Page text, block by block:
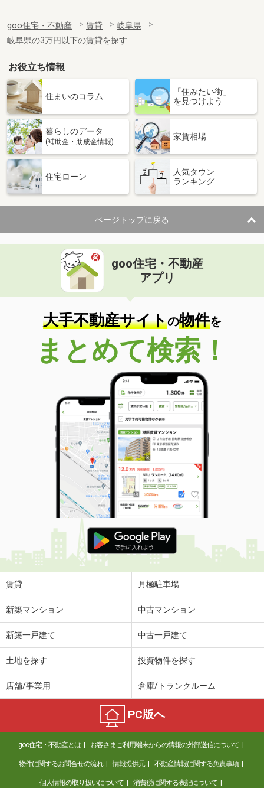
専有面積
57.64m²
間取り
2LDK
岐阜県土岐市泉町大富
価 格
7.75万円
岐阜県土岐市泉町大富
専有面積 58.6m²
間取り
岐阜県土岐市肥田浅野矢落町２
住 所
岐阜県土岐市肥田浅野矢落町２
専有面積 35m²
間取り
1K
岐阜県関市倉知
価 格
住 所
岐阜県関市倉知
専有面積 58.53m²
間取り
2LDK
岐阜県大垣市島里２
価 格
5.20万円
岐阜県大垣市島里２
23.61m²
間取り
1K
岐阜県大垣市和合本町１
価 格
5.05万円
住 所
岐阜県大垣市和合本町１
専有面積 56.47m²
間取り
2LDK
岐阜県岐阜市木田２
価 格
4.40万円
住 所
岐阜県岐阜市木田２
専有面積
ワンルーム
岐阜県美濃加茂市前平町２
4.10万円
岐阜県加茂郡川辺町石神
4.60万円
住 所
岐阜県加茂郡川辺町石神
専有面積 56.19m²
間取り
2LDK
岐阜県美濃加茂市西町６
goo住宅・不動産 賃貸
岐阜県
岐阜県の3万円以下の賃貸を探す
お役立ち情報
住まいのコラム
「住みたい街」
を見つけよう
暮らしのデータ
(補助金・助成金情報)
家賃相場
住宅ローン
人気タウン
ランキング
ページトップに戻る
goo住宅・不動産
アプリ
大手不動産サイトの物件を
まとめて検索！
賃貸 月極駐車場
新築マンション 中古マンション
新築一戸建て 中古一戸建て
土地を探す 投資物件を探す
店舗/事業用 倉庫/トランクルーム
PC版へ
goo住宅・不動産とは お客さまご利用端末からの情報の外部送信について
物件に関するお問合せの流れ 情報提供元 不動産情報に関する免責事項
個人情報の取り扱いについて 消費税に関する表記について